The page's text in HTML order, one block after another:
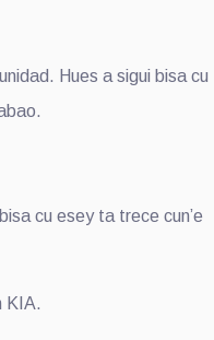
Hues a sigui bisa cu
cu esey ta trece cun’e
KIA.